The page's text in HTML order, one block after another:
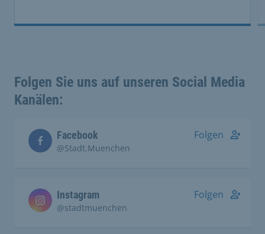
Folgen Sie uns auf unseren Social Media
Kanälen:
Facebook
@Stadt.Muenchen
Folgen
Instagram
@stadtmuenchen
Folgen